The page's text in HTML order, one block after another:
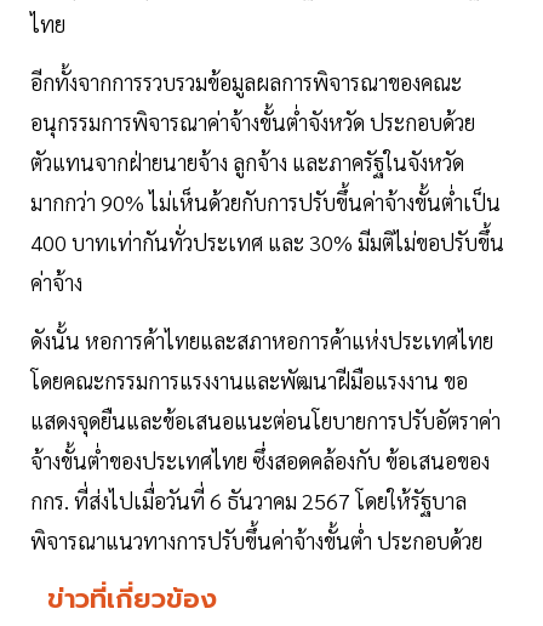
ไทย
อีกทั้งจากการรวบรวมข้อมูลผลการพิจารณาของคณะ
อนุกรรมการพิจารณาค่าจ้างขั้นต่ำจังหวัด ประกอบด้วย
ตัวแทนจากฝ่ายนายจ้าง ลูกจ้าง และภาครัฐในจังหวัด
มากกว่า 90% ไม่เห็นด้วยกับการปรับขึ้นค่าจ้างขั้นต่ำเป็น
400 บาทเท่ากันทั่วประเทศ และ 30% มีมติไม่ขอปรับขึ้น
ค่าจ้าง
ดังนั้น หอการค้าไทยและสภาหอการค้าแห่งประเทศไทย
โดยคณะกรรมการแรงงานและพัฒนาฝีมือแรงงาน ขอ
แสดงจุดยืนและข้อเสนอแนะต่อนโยบายการปรับอัตราค่า
จ้างขั้นต่ำของประเทศไทย ซึ่งสอดคล้องกับ ข้อเสนอของ
กกร. ที่ส่งไปเมื่อวันที่ 6 ธันวาคม 2567 โดยให้รัฐบาล
พิจารณาแนวทางการปรับขึ้นค่าจ้างขั้นต่ำ ประกอบด้วย
ข่าวที่เกี่ยวข้อง